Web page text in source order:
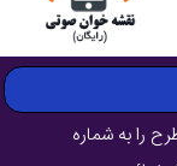
را به شماره